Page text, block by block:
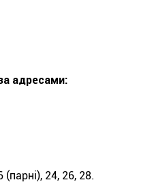
адресами:
24, 26, 28.